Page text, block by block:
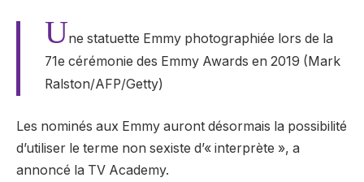
Une statuette Emmy photographiée lors de la
71e cérémonie des Emmy Awards en 2019 (Mark
Ralston/AFP/Getty)
Les nominés aux Emmy auront désormais la possibilité
d’utiliser le terme non sexiste d’« interprète », a
annoncé la TV Academy.